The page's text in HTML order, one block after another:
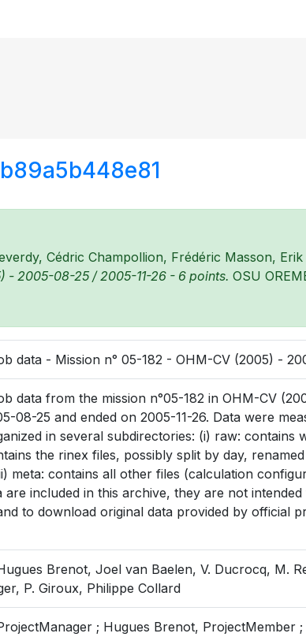
Cédric Champollion, Frédéric Masson,
- 2005-08-25 / 2005-11-26 - 6 points. OSU
data - Mission n° 05-182 - OHM-CV (2005) -
data from the mission n°05-182 in OHM-CV
08-25 and ended on 2005-11-26. Data were
in several subdirectories: (i) raw: contains
the rinex files, possibly split by day,
meta: contains all other files (calculation
are included in this archive, they are not
to download original data provided by official
Brenot, Joel van Baelen, V. Ducrocq, M.
P. Giroux, Philippe Collard
; Hugues Brenot, ProjectMember